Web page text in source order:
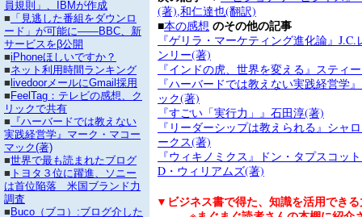
(著),和仁達也(翻訳)
■本の感想 のその他の記事
『ゲリラ・マーケティング進化論』
ンリー(著)
『インドの虎、世界を変える』スティ
『ハーバードでは教えない実践経営学
ック(著)
『すごい「実行力」』石田淳(著)
『リーダーシップは教えられる』シャ
ークス(著)
『ウィキノミクス』ドン・タプスコッ
D・ウィリアムズ(著)
▼ビジネス書で得た、知識を活用でき
員規則」、IBMが作成
■ 「見逃した番組をダウンロ
ード」が可能に――BBC、新
サービスをβ公開
■iPhoneほしいですか？
■ネット利用時間ランキング
■ livedoorメールにGmail採用
■ FeelTag：テレビの感想、ク
リックで共有
■ 『ハーバードでは教えない
実践経営学』マーク・マコー
マック(著)
■世界で最も読まれたブログ
■ トヨタ３位に躍進、ソニー
は首位陥落 米国ブランド力
調査
■ Buco（ブコ）:ブログ介した